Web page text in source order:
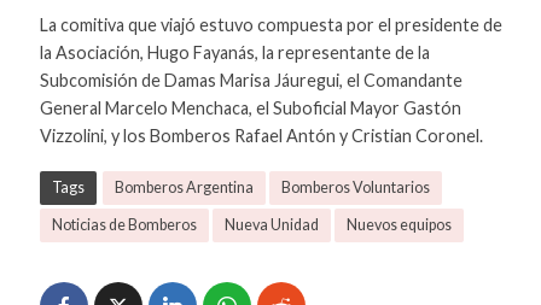
La comitiva que viajó estuvo compuesta por el presidente de
la Asociación, Hugo Fayanás, la representante de la
Subcomisión de Damas Marisa Jáuregui, el Comandante
General Marcelo Menchaca, el Suboficial Mayor Gastón
Vizzolini, y los Bomberos Rafael Antón y Cristian Coronel.
Tags Bomberos Argentina Bomberos Voluntarios
Noticias de Bomberos Nueva Unidad Nuevos equipos